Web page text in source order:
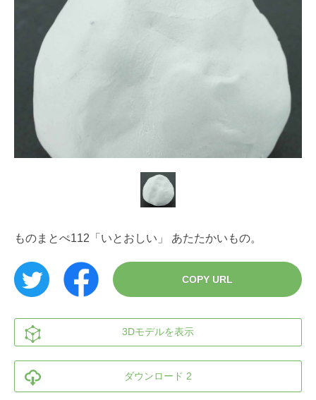
ものまとぺ112「いとおしい」 あたたかいもの。
COPY URL
3Dモデルを表示
ダウンロード 2